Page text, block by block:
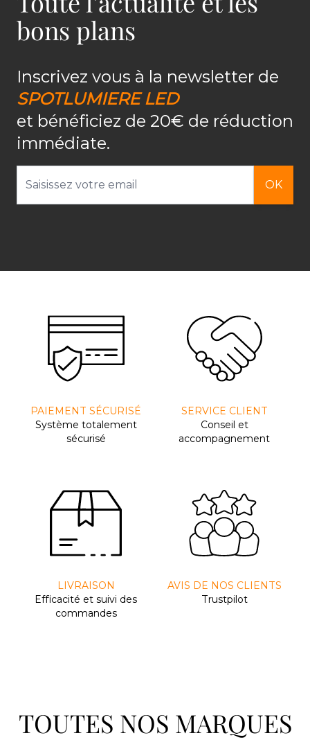
bons plans
Inscrivez vous à la newsletter de
SPOTLUMIERE LED
et bénéficiez de 20€ de réduction
immédiate.
OK
PAIEMENT SÉCURISÉ
Système totalement
sécurisé
SERVICE CLIENT
Conseil et
accompagnement
LIVRAISON
Efﬁcacité et suivi des
commandes
AVIS DE NOS CLIENTS
Trustpilot
TOUTES NOS MARQUES